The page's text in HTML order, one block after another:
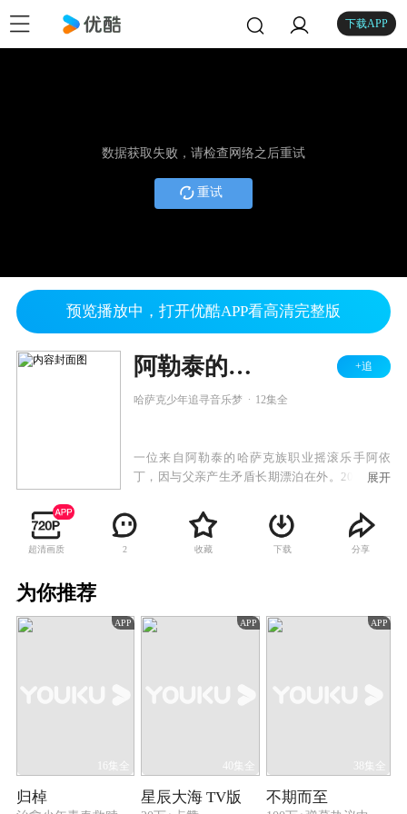
下载APP
数据获取失败，请检查网络之后重试
重试
预览播放中，打开优酷APP看高清完整版
阿勒泰的天空 +追
哈萨克少年追寻音乐梦 12集全
一位来自阿勒泰的哈萨克族职业摇滚乐手阿依
丁，因与父亲产生矛盾长期漂泊在外。2016年，
遇现实困境与音乐创作的双重打击，他与另外2个
朋友一起回到了家乡阿勒泰，在阿勒泰他们三人
经历了一系列故事。阿依丁遇见了青梅竹马的玛
中的真爱。阿依丁也重新喜欢上了哈萨克民族音
展开
超清画质 2 收藏 下载 分享
为你推荐
APP
16集全
归棹
APP
40集全
星辰大海 TV版
APP
38集全
不期而至